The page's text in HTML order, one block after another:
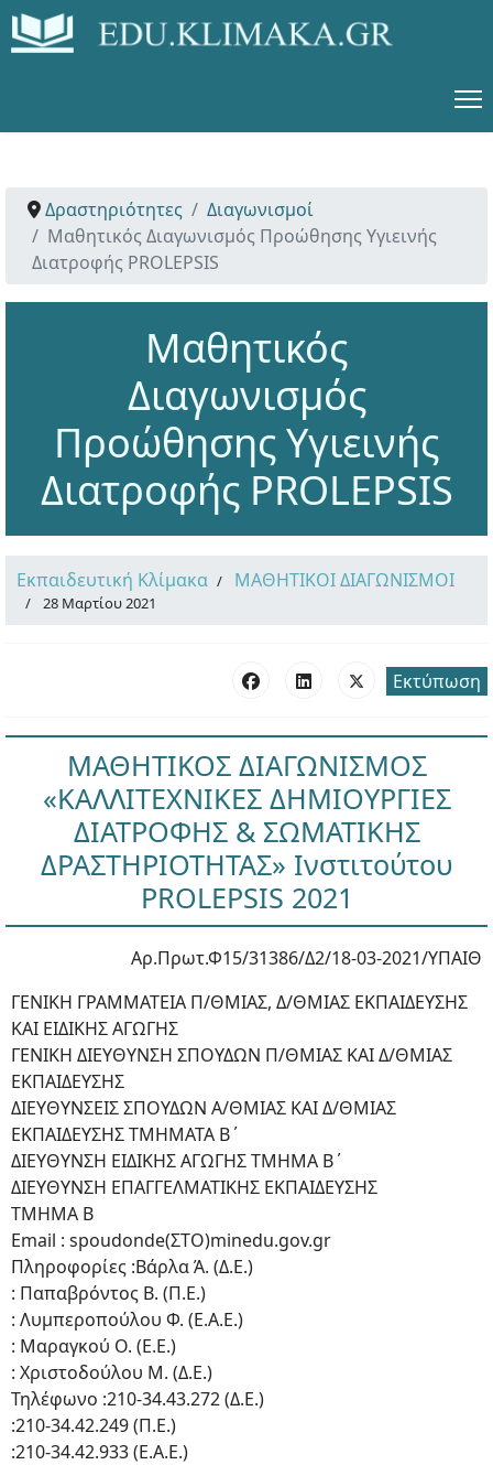
Δραστηριότητες
Διαγωνισμοί
Μαθητικός Διαγωνισμός Προώθησης Υγιεινής
Διατροφής PROLEPSIS
Μαθητικός
Διαγωνισμός
Προώθησης Υγιεινής
Διατροφής PROLEPSIS
Εκπαιδευτική Κλίμακα ΜΑΘΗΤΙΚΟΙ ΔΙΑΓΩΝΙΣΜΟΙ
28 Μαρτίου 2021
Εκτύπωση
ΜΑΘΗΤΙΚΟΣ ΔΙΑΓΩΝΙΣΜΟΣ
«ΚΑΛΛΙΤΕΧΝΙΚΕΣ ΔΗΜΙΟΥΡΓΙΕΣ
ΔΙΑΤΡΟΦΗΣ & ΣΩΜΑΤΙΚΗΣ
ΔΡΑΣΤΗΡΙΟΤΗΤΑΣ» Ινστιτούτου
PROLEPSIS 2021
Αρ.Πρωτ.Φ15/31386/Δ2/18-03-2021/ΥΠΑΙΘ
ΓΕΝΙΚΗ ΓΡΑΜΜΑΤΕΙΑ Π/ΘΜΙΑΣ, Δ/ΘΜΙΑΣ ΕΚΠΑΙΔΕΥΣΗΣ
ΚΑΙ ΕΙΔΙΚΗΣ ΑΓΩΓΗΣ
ΓΕΝΙΚΗ ΔΙΕΥΘΥΝΣΗ ΣΠΟΥΔΩΝ Π/ΘΜΙΑΣ ΚΑΙ Δ/ΘΜΙΑΣ
ΕΚΠΑΙΔΕΥΣΗΣ
ΔΙΕΥΘΥΝΣΕΙΣ ΣΠΟΥΔΩΝ Α/ΘΜΙΑΣ ΚΑΙ Δ/ΘΜΙΑΣ
ΕΚΠΑΙΔΕΥΣΗΣ ΤΜΗΜΑΤΑ Β΄
ΔΙΕΥΘΥΝΣΗ ΕΙΔΙΚΗΣ ΑΓΩΓΗΣ ΤΜΗΜΑ Β΄
ΔΙΕΥΘΥΝΣΗ ΕΠΑΓΓΕΛΜΑΤΙΚΗΣ ΕΚΠΑΙΔΕΥΣΗΣ
ΤΜΗΜΑ Β
Email : spoudonde(ΣΤΟ)minedu.gov.gr
Πληροφορίες :Βάρλα Ά. (Δ.Ε.)
: Παπαβρόντος Β. (Π.Ε.)
: Λυμπεροπούλου Φ. (Ε.Α.Ε.)
: Μαραγκού Ο. (Ε.Ε.)
: Χριστοδούλου Μ. (Δ.Ε.)
Τηλέφωνο :210-34.43.272 (Δ.Ε.)
:210-34.42.249 (Π.Ε.)
:210-34.42.933 (Ε.Α.Ε.)